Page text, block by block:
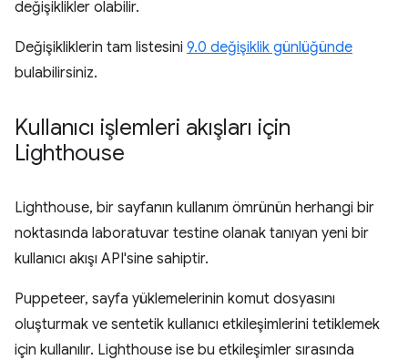
değişiklikler olabilir.
Değişikliklerin tam listesini 9.0 değişiklik günlüğünde
bulabilirsiniz.
Kullanıcı işlemleri akışları için
Lighthouse
Lighthouse, bir sayfanın kullanım ömrünün herhangi bir
noktasında laboratuvar testine olanak tanıyan yeni bir
kullanıcı akışı API'sine sahiptir.
Puppeteer, sayfa yüklemelerinin komut dosyasını
oluşturmak ve sentetik kullanıcı etkileşimlerini tetiklemek
için kullanılır. Lighthouse ise bu etkileşimler sırasında